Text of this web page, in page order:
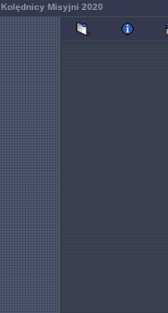
Kolędnicy Misyjni 2020